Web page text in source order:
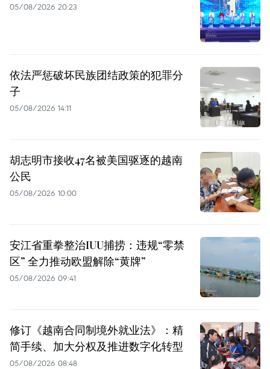
05/08/2026 20:23
依法严惩破坏民族团结政策的犯罪分
子
05/08/2026 14:11
胡志明市接收47名被美国驱逐的越南
公民
05/08/2026 10:00
安江省重拳整治IUU捕捞：违规“零禁
区” 全力推动欧盟解除“黄牌”
05/08/2026 09:41
修订《越南合同制境外就业法》：精
简手续、加大分权及推进数字化转型
05/08/2026 08:48